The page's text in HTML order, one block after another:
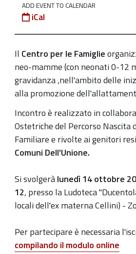
360°
10-
14T10:00:00+02:00
2024-
10-
14T12:00:00+02:00
Accesso
a
tutte
mamme
previa
iscrizione
e-
mail.
ADD EVENT TO CALENDAR
iCal
Il Centro per le Famiglie
neo-mamme (con neonati 0-12
gravidanza ,nell'ambito delle
alla promozione
Incontro è realizzato in
Ostetriche del Percorso Nascita
Familiare e rivolte ai genitori
Comuni Dell'Unione.
Si svolgeràlunedì 14 ottobre
12, presso la Ludoteca
locali dell'ex materna Cellini) -
Per partecipare è necessaria
compilando il modulo online